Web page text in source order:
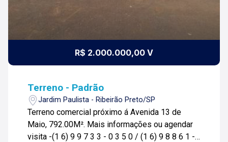
R$ 2.000.000,00 V
Terreno - Padrão
Jardim Paulista - Ribeirão Preto/SP
Terreno comercial próximo á Avenida 13 de
Maio, 792.00M². Mais informações ou agendar
visita -(1 6) 9 9 7 3 3 - 0 3 5 0 / (1 6) 9 8 8 6 1 -